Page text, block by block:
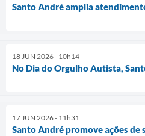
Santo André amplia
18 JUN 2026 - 10h14
No Dia do Orgulho Autista,
17 JUN 2026 - 11h31
Santo André promove ações de